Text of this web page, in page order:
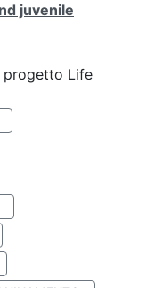
juvenile
progetto Life